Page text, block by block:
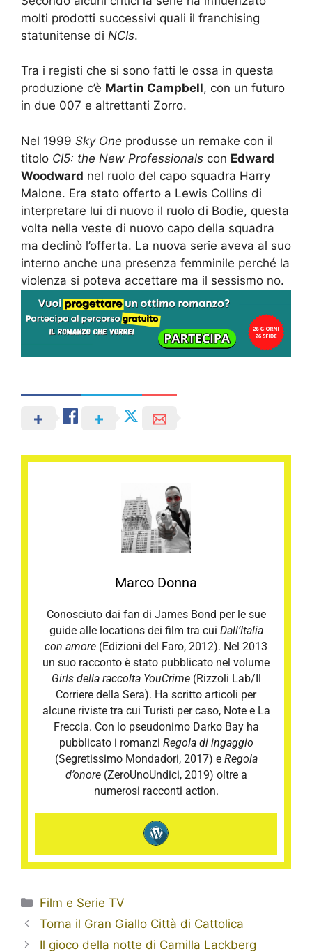
molti prodotti successivi quali il franchising
statunitense di NCIs.
Tra i registi che si sono fatti le ossa in questa
produzione c’è Martin Campbell, con un futuro
in due 007 e altrettanti Zorro.
Nel 1999 Sky One produsse un remake con il
titolo CI5: the New Professionals con Edward
Woodward nel ruolo del capo squadra Harry
Malone. Era stato offerto a Lewis Collins di
interpretare lui di nuovo il ruolo di Bodie, questa
volta nella veste di nuovo capo della squadra
ma declinò l’offerta. La nuova serie aveva al suo
interno anche una presenza femminile perché la
violenza si poteva accettare ma il sessismo no.
Marco Donna
Conosciuto dai fan di James Bond per le sue
guide alle locations dei film tra cui Dall’Italia
con amore (Edizioni del Faro, 2012). Nel 2013
un suo racconto è stato pubblicato nel volume
Girls della raccolta YouCrime(Rizzoli Lab/Il
Corriere della Sera). Ha scritto articoli per
alcune riviste tra cui Turisti per caso, Note e La
Freccia. Con lo pseudonimo Darko Bay ha
pubblicato i romanzi Regola di ingaggio
(Segretissimo Mondadori, 2017) e Regola
d’onore(ZeroUnoUndici, 2019) oltre a
numerosi racconti action.
Categorie
Film e Serie TV
Torna il Gran Giallo Città di Cattolica
Il gioco della notte di Camilla Lackberg